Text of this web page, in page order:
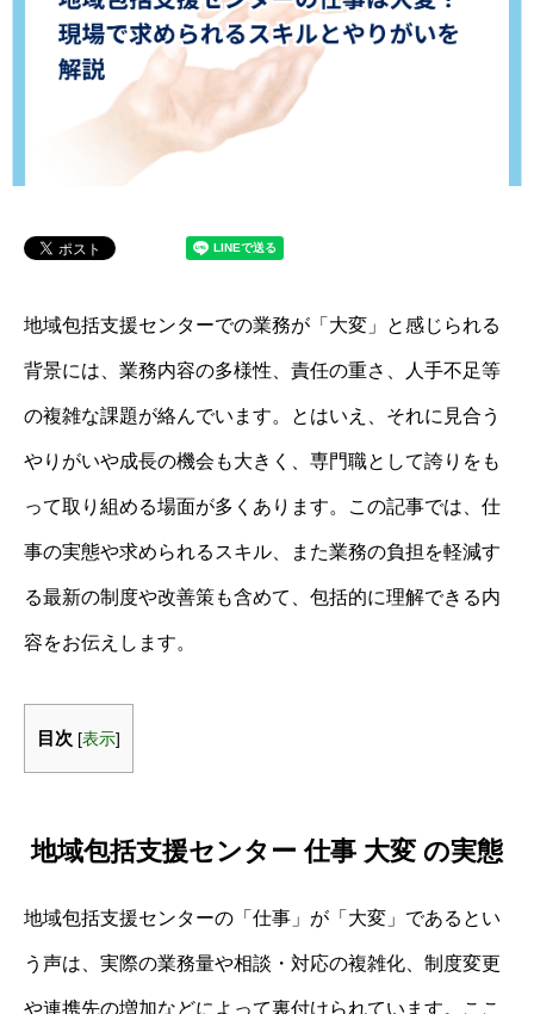
地域包括支援センターでの業務が「大変」と感じられる
背景には、業務内容の多様性、責任の重さ、人手不足等
の複雑な課題が絡んでいます。とはいえ、それに見合う
やりがいや成長の機会も大きく、専門職として誇りをも
って取り組める場面が多くあります。この記事では、仕
事の実態や求められるスキル、また業務の負担を軽減す
る最新の制度や改善策も含めて、包括的に理解できる内
容をお伝えします。
目次 [表示]
地域包括支援センター 仕事 大変 の実態
地域包括支援センターの「仕事」が「大変」であるとい
う声は、実際の業務量や相談・対応の複雑化、制度変更
や連携先の増加などによって裏付けられています。ここ